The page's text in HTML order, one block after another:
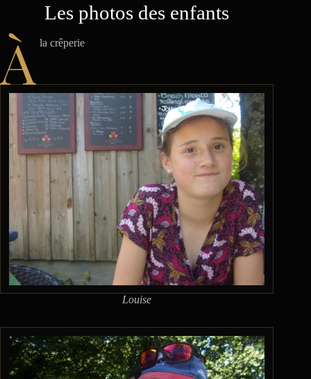
Les photos des enfants
À la crêperie
Louise